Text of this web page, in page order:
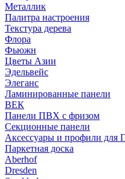
Металлик
Палитра настроения
Текстура дерева
Флора
Фьюжн
Цветы Азии
Эдельвейс
Элеганс
Ламинированные панели
ВЕК
Панели ПВХ с фризом
Секционные панели
Аксессуары и профили для
Паркетная доска
Aberhof
Dresden